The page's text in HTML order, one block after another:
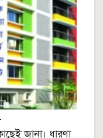
জানা। ধারণা